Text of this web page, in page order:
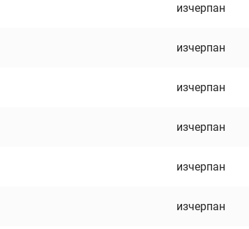
изчерпан
изчерпан
изчерпан
изчерпан
изчерпан
изчерпан